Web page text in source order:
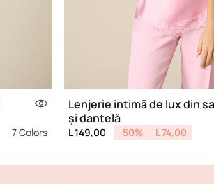
7 Colors
Lenjerie intimă de lux din
și dantelă
Price reduced from
L 149,00 to-50% L 74,00